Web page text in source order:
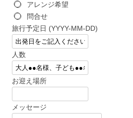
アレンジ希望
問合せ
旅行予定日 (YYYY-MM-DD)
人数
お迎え場所
メッセージ